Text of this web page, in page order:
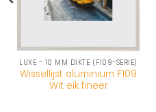
LUXE - 10 MM DIKTE (F109-SERIE)
Wissellijst aluminium F109
Wit eik fineer